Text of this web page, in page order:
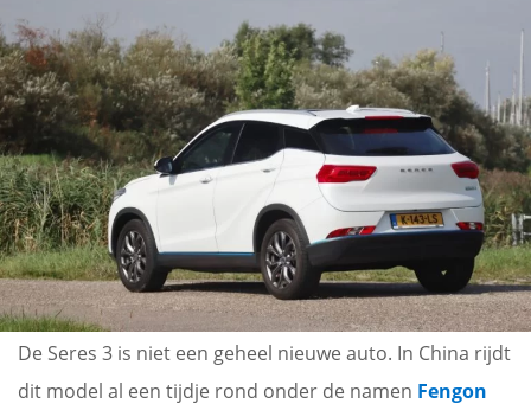
De Seres 3 is niet een geheel nieuwe auto. In China rijdt
dit model al een tijdje rond onder de namen Fengon